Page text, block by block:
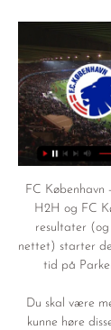
FC København
H2H og FC
resultater
nettet) starter
tid på
Du skal være
kunne høre